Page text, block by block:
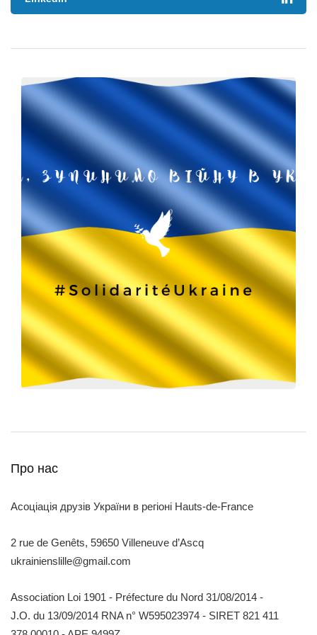
Про нас
Асоціація друзів України в регіоні Hauts-de-France
2 rue de Genêts, 59650 Villeneuve d’Ascq
ukrainienslille@gmail.com
Association Loi 1901 - Préfecture du Nord 31/08/2014 -
J.O. du 13/09/2014 RNA n° W595023974 - SIRET 821 411